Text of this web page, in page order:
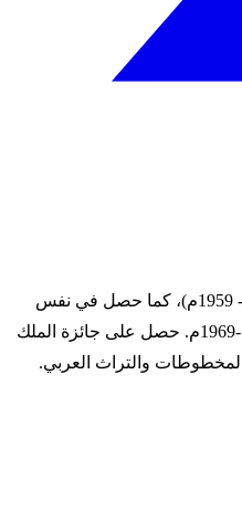
التاريخ الهجري 1357 - ... التاريخ الميلادي 1938 - ... ترجمة المؤلف عبد الستار عبد الحق الحلوجي بروفيسور مصري حصل على ليسانس اللغة العربية من جامعة القاهرة (1378هـ - 1959م)، كما حصل في نفس
السنة على دبلوم كلية التربية من جامعة عين شمس، ثم نال ماجستير المكتبات من جامعة لندن (1383هـ - 1963م) ودرجة الدكتوراه في المكتبات من جامعة القاهرة سنة 1389هـ -1969م. حصل على جائزة الملك
العربي. المخطوطات والتراث العربي.